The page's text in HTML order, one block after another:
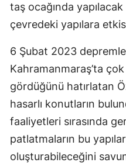
taş ocağında
çevredeki yapılara
6 Şubat 2023
Kahramanmaraş’ta çok
gördüğünü hatırlatan
hasarlı konutların
faaliyetleri sırasında
patlatmaların bu
oluşturabileceğini